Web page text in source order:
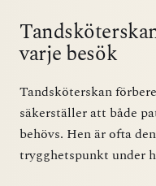
varje besök
Tandsköterskan
säkerställer att både
behövs. Hen är ofta
trygghetspunkt under